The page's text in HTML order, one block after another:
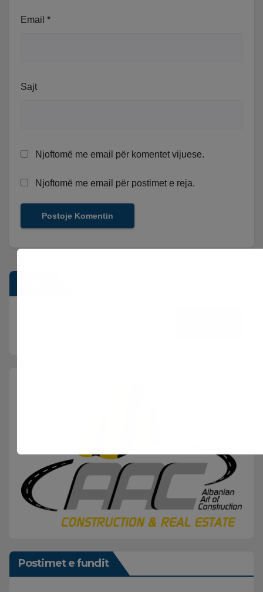
Email *
Sajt
Njoftomë me email për komentet vijuese.
Njoftomë me email për postimet e reja.
Postimet e fundit